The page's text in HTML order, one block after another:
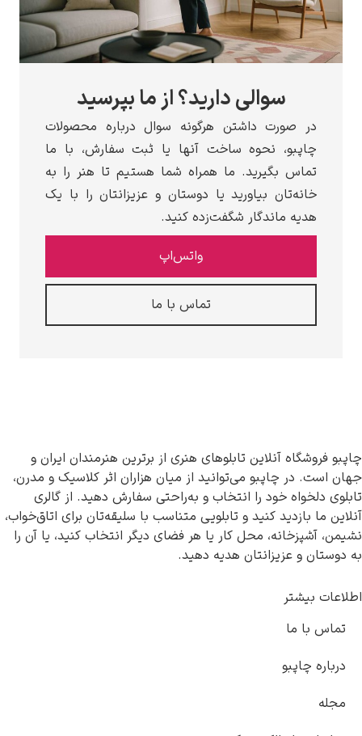
سوالی دارید؟ از ما بپرسید
در صورت داشتن هرگونه سوال درباره محصولات
چاپبو، نحوه ساخت آنها یا ثبت سفارش، با ما
تماس بگیرید. ما همراه شما هستیم تا هنر را به
خانه‌تان بیاورید یا دوستان و عزیزانتان را با یک
هدیه ماندگار شگفت‌زده کنید.
واتس‌اپ
تماس با ما
چاپبو فروشگاه آنلاین تابلوهای هنری از برترین هنرمندان ایران و
جهان است. در چاپبو می‌توانید از میان هزاران اثر کلاسیک و مدرن،
تابلوی دلخواه خود را انتخاب و به‌راحتی سفارش دهید. از گالری
آنلاین ما بازدید کنید و تابلویی متناسب با سلیقه‌تان برای اتاق‌خواب،
نشیمن، آشپزخانه، محل کار یا هر فضای دیگر انتخاب کنید، یا آن را
به دوستان و عزیزانتان هدیه دهید.
اطلاعات بیشتر
تماس با ما
درباره چاپبو
مجله